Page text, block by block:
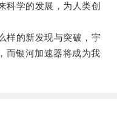
学的发展，为人类创
的新发现与突破，宇
而银河加速器将成为我